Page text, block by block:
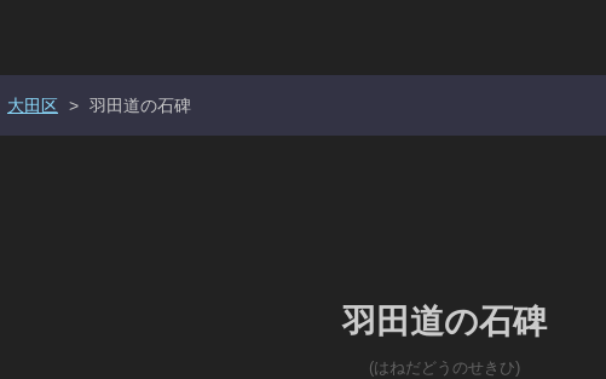
大田区 > 羽田道の石碑
羽田道の石碑
(はねだどうのせきひ)